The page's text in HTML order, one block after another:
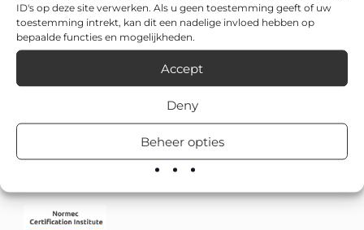
ID's op deze site verwerken. Als u geen toestemming geeft of uw
toestemming intrekt, kan dit een nadelige invloed hebben op
bepaalde functies en mogelijkheden.
Accept
Deny
Beheer opties